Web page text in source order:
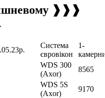
❱❱❱
Система
євровікон
1-
WDS 300
(Axor)
8565
WDS 5S
(Axor)
9170